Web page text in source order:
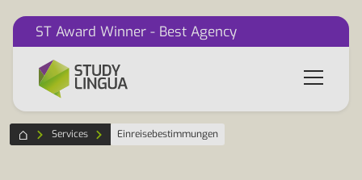
ST Award Winner - Best Agency
Services Einreisebestimmungen